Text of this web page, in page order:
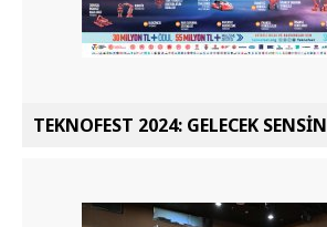
TEKNOFEST 2024: GELECEK SENSİN